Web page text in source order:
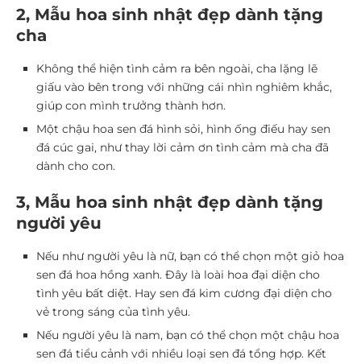
2, Mẫu hoa sinh nhật đẹp dành tặng
cha
Không thể hiện tình cảm ra bên ngoài, cha lặng lẽ
giấu vào bên trong với những cái nhìn nghiêm khắc,
giúp con mình trưởng thành hơn.
Một chậu hoa sen đá hình sỏi, hình ống điếu hay sen
đá cúc gai, như thay lời cảm ơn tình cảm mà cha đã
dành cho con.
3, Mẫu hoa sinh nhật đẹp dành tặng
người yêu
Nếu như người yêu là nữ, bạn có thể chọn một giỏ hoa
sen đá hoa hồng xanh. Đây là loài hoa đại diện cho
tình yêu bất diệt. Hay sen đá kim cương đại diện cho
vẻ trong sáng của tình yêu.
Nếu người yêu là nam, bạn có thể chọn một chậu hoa
sen đá tiểu cảnh với nhiều loại sen đá tổng hợp. Kết